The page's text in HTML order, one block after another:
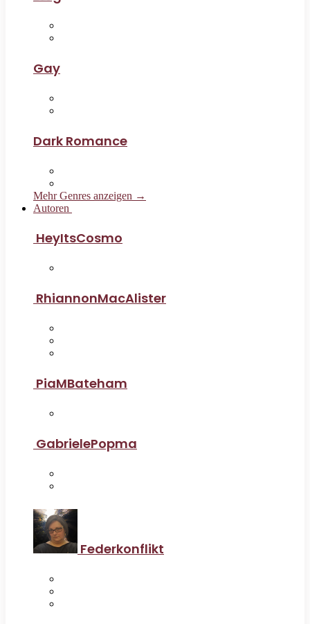
Gay
Dark Romance
Mehr Genres anzeigen →
Autoren
HeyItsCosmo
RhiannonMacAlister
PiaMBateham
GabrielePopma
Federkonflikt